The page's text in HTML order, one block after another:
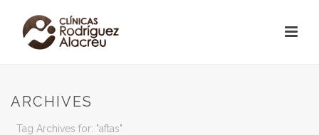
ARCHIVES
Tag Archives for: "aftas"